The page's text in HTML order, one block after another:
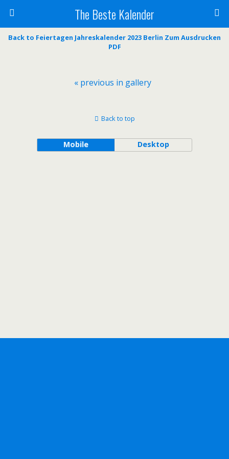
The Beste Kalender
Back to Feiertagen Jahreskalender 2023 Berlin Zum Ausdrucken
PDF
« previous in gallery
Back to top
Mobile Desktop